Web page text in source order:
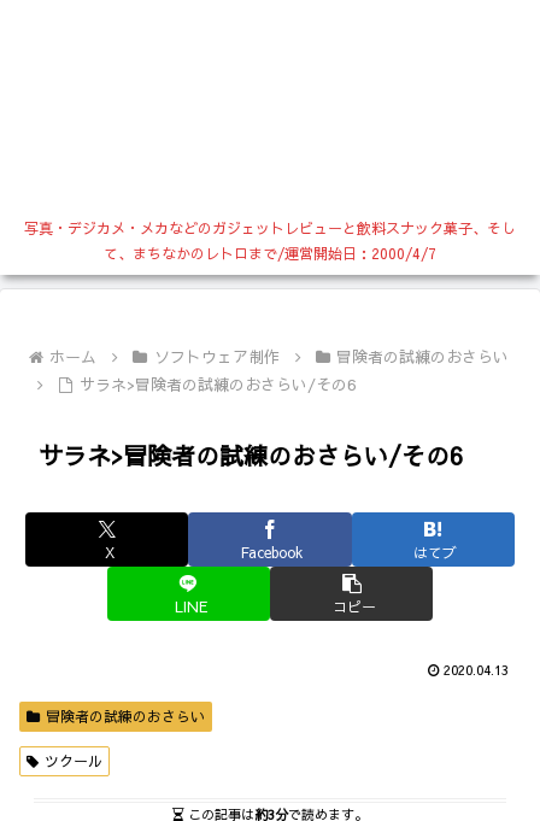
写真・デジカメ・メカなどのガジェットレビューと飲料スナック菓子、そし
て、まちなかのレトロまで/運営開始日：2000/4/7
ホーム ソフトウェア制作
冒険者の試練のおさらい
サラネ>冒険者の試練のおさらい/その6
サラネ>冒険者の試練のおさらい/その6
X Facebook はてブ
LINE コピー
2020.04.13
冒険者の試練のおさらい
ツクール
この記事は約3分で読めます。